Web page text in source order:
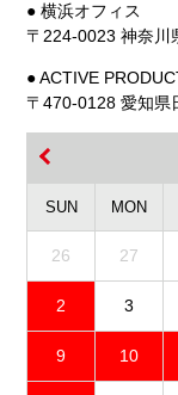
● 横浜オフィス
〒224-0023 神奈川
● ACTIVE
〒470-0128 愛知県
SUN MON
26 27
2 3
9 10